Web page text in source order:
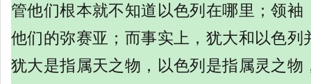
管他们根本就不知道以色列在哪里；领袖
他们的弥赛亚；而事实上，犹大和以色列
犹大是指属天之物，以色列是指属灵之物